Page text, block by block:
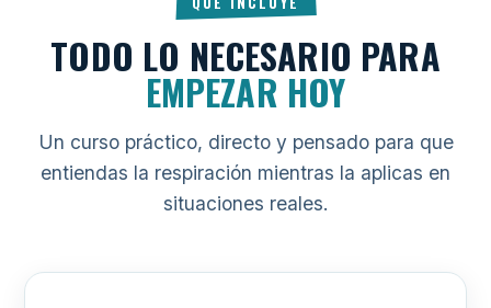
TODO LO NECESARIO PARA
EMPEZAR HOY
Un curso práctico, directo y pensado para que
entiendas la respiración mientras la aplicas en
situaciones reales.